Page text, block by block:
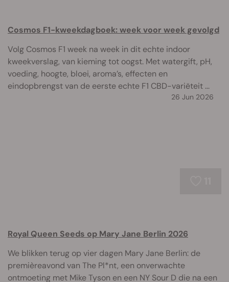
Cosmos F1-kweekdagboek: week voor week gevolgd
Volg Cosmos F1 week na week in dit echte indoor
kweekverslag, van kieming tot oogst. Met watergift, pH,
voeding, hoogte, bloei, aroma’s, effecten en
eindopbrengst van de eerste echte F1 CBD-variëteit ...
26 Jun 2026
Royal Queen Seeds op Mary Jane Berlin 2026
We blikken terug op vier dagen Mary Jane Berlin: de
premièreavond van The Pl*nt, een onverwachte
ontmoeting met Mike Tyson en een NY Sour D die na een